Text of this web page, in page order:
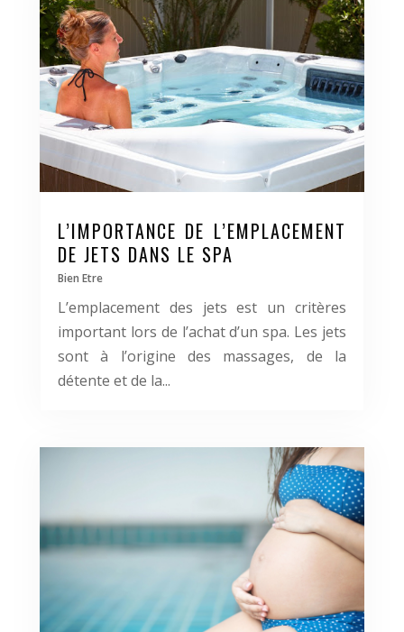
L’IMPORTANCE DE L’EMPLACEMENT
DE JETS DANS LE SPA
Bien Etre
L’emplacement des jets est un critères
important lors de l’achat d’un spa. Les jets
sont à l’origine des massages, de la
détente et de la...